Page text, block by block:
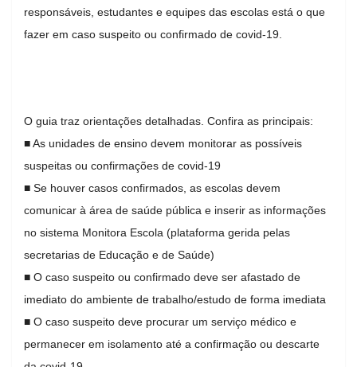
responsáveis, estudantes e equipes das escolas está o que
fazer em caso suspeito ou confirmado de covid-19.
O guia traz orientações detalhadas. Confira as principais:
■ As unidades de ensino devem monitorar as possíveis
suspeitas ou confirmações de covid-19
■ Se houver casos confirmados, as escolas devem
comunicar à área de saúde pública e inserir as informações
no sistema Monitora Escola (plataforma gerida pelas
secretarias de Educação e de Saúde)
■ O caso suspeito ou confirmado deve ser afastado de
imediato do ambiente de trabalho/estudo de forma imediata
■ O caso suspeito deve procurar um serviço médico e
permanecer em isolamento até a confirmação ou descarte